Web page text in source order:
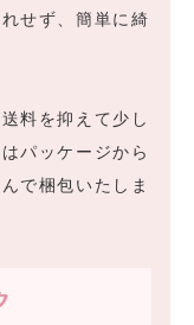
せず、簡単に綺
料を抑えて少し
パッケージから
で梱包いたしま